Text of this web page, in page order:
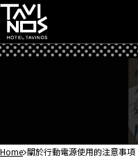
Home 關於行動電源使用的注意事項